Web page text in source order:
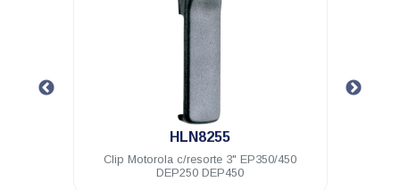
HLN8255
Clip Motorola c/resorte 3" EP350/450
DEP250 DEP450